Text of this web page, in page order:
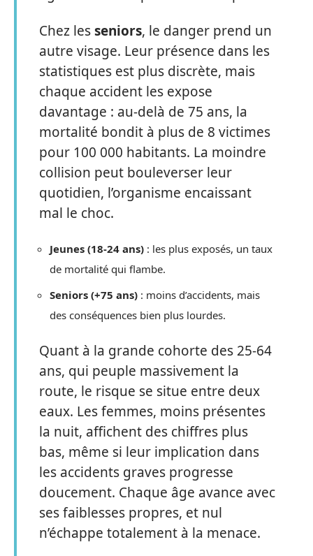
Chez lesseniors, le danger prend un
autre visage. Leur présence dans les
statistiques est plus discrète, mais
chaque accident les expose
davantage : au-delà de 75 ans, la
mortalité bondit à plus de 8 victimes
pour 100 000 habitants. La moindre
collision peut bouleverser leur
quotidien, l’organisme encaissant
mal le choc.
Jeunes (18-24 ans) : les plus exposés, un taux
de mortalité qui flambe.
Seniors (+75 ans) : moins d’accidents, mais
des conséquences bien plus lourdes.
Quant à la grande cohorte des 25-64
ans, qui peuple massivement la
route, le risque se situe entre deux
eaux. Les femmes, moins présentes
la nuit, affichent des chiffres plus
bas, même si leur implication dans
les accidents graves progresse
doucement. Chaque âge avance avec
ses faiblesses propres, et nul
n’échappe totalement à la menace.